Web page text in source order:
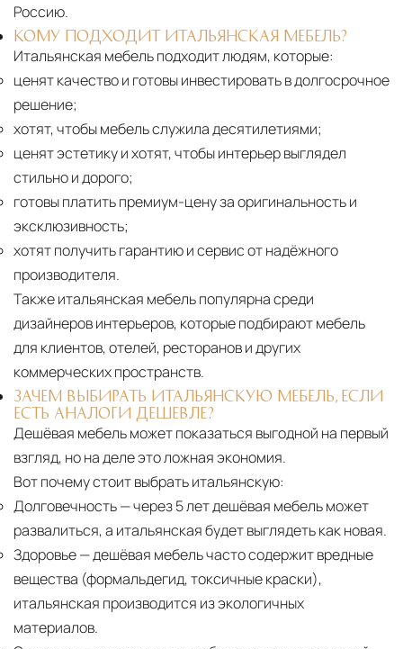
Россию.
КОМУ ПОДХОДИТ ИТАЛЬЯНСКАЯ МЕБЕЛЬ?
Итальянская мебель подходит людям, которые:
ценят качество и готовы инвестировать в долгосрочное
решение;
хотят, чтобы мебель служила десятилетиями;
ценят эстетику и хотят, чтобы интерьер выглядел
стильно и дорого;
готовы платить премиум-цену за оригинальность и
эксклюзивность;
хотят получить гарантию и сервис от надёжного
производителя.
Также итальянская мебель популярна среди
дизайнеров интерьеров, которые подбирают мебель
для клиентов, отелей, ресторанов и других
коммерческих пространств.
ЗАЧЕМ ВЫБИРАТЬ ИТАЛЬЯНСКУЮ МЕБЕЛЬ, ЕСЛИ
ЕСТЬ АНАЛОГИ ДЕШЕВЛЕ?
Дешёвая мебель может показаться выгодной на первый
взгляд, но на деле это ложная экономия.
Вот почему стоит выбрать итальянскую:
Долговечность— через 5 лет дешёвая мебель может
развалиться, а итальянская будет выглядеть как новая.
Здоровье— дешёвая мебель часто содержит вредные
вещества (формальдегид, токсичные краски),
итальянская производится из экологичных
материалов.